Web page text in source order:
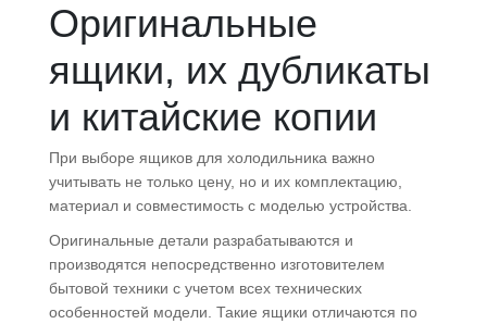
Оригинальные
ящики, их дубликаты
и китайские копии
При выборе ящиков для холодильника важно
учитывать не только цену, но и их комплектацию,
материал и совместимость с моделью устройства.
Оригинальные детали разрабатываются и
производятся непосредственно изготовителем
бытовой техники с учетом всех технических
особенностей модели. Такие ящики отличаются по